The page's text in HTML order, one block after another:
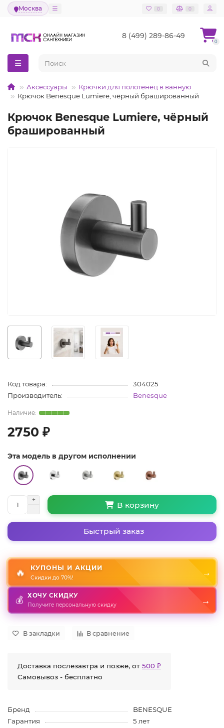
Москва 0 0
8 (499) 289-86-49
0
Аксессуары
Крючки для полотенец в ванную
Крючок Benesque Lumiere, чёрный брашированный
Крючок Benesque Lumiere, чёрный
брашированный
Код товара:
304025
Производитель:
Benesque
2750 ₽
Эта модель в другом исполнении
В корзину
Быстрый заказ
🔥 КУПОНЫ И АКЦИИ
Скидки до 70%!
→
💰 ХОЧУ СКИДКУ
Получите персональную скидку →
В закладки В сравнение
Доставка послезавтра и позже, от 500 ₽
Самовывоз - бесплатно
Бренд
BENESQUE
Гарантия
5 лет